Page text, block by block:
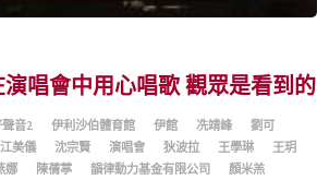
唱會中用心唱歌 觀眾是看到的
音2 伊利沙伯體育館 伊館 冼靖峰
劉可
江美儀 沈宗賢 演唱會 狄波拉 王學琳
王玥
娜 陳蒨葶 韻律動力基金有限公司
顏米羔